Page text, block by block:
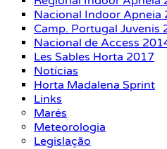
Nacional Indoor Apneia
Camp. Portugal Juvenis
Nacional de Access
Les Sables Horta 2017
Notícias
Horta Madalena Sprint
Links
Marés
Meteorologia
Legislação